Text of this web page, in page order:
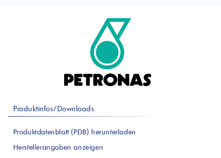
Produktinfos/Downloads
Produktdatenblatt (PDB) herunterladen
Herstellerangaben anzeigen